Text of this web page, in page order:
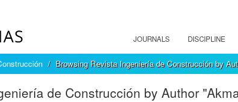
JOURNALS DISCIPLINE
Browsing Revista Ingeniería de Construcción by
de Construcción by Author